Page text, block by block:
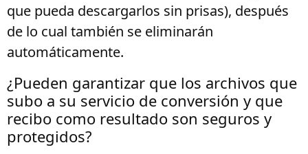
que pueda descargarlos sin prisas), después
de lo cual también se eliminarán
automáticamente.
¿Pueden garantizar que los archivos que
subo a su servicio de conversión y que
recibo como resultado son seguros y
protegidos?